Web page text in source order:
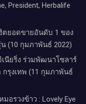
President, Herbalife
ตยอดขายอันดับ 1 ของ
(10 กุมภาพันธ์ 2022)
นียริ่ง ร่วมพัฒนาโซลาร์
รุงเทพ (11 กุมภาพันธ์
อรวงข้าว : Lovely Eye